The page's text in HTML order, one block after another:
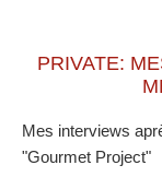
PRIVATE:
Mes interviews
"Gourmet Project"